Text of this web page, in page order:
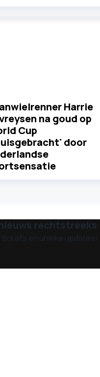
Harrie
na goud op
Cup
door
rechtstreeks
en unieke updates!